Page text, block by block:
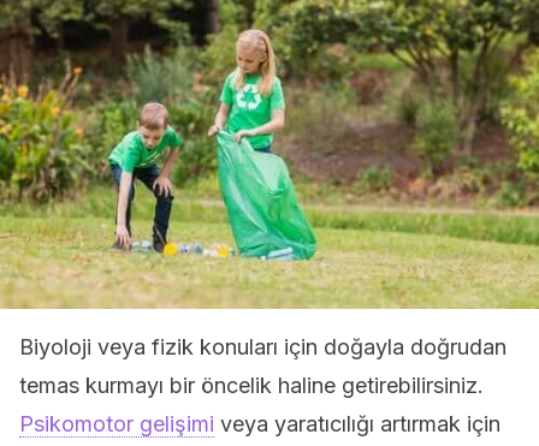
Biyoloji veya fizik konuları için doğayla doğrudan
temas kurmayı bir öncelik haline getirebilirsiniz.
Psikomotor gelişimi veya yaratıcılığı artırmak için